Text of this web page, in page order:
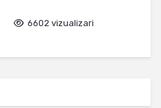
6602 vizualizari